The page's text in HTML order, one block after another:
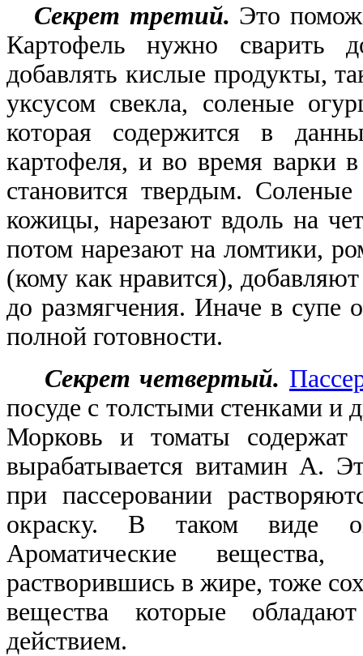
Секрет третий. Это
Картофель нужно сварить
добавлять кислые продукты,
уксусом свекла, соленые
которая содержится в
картофеля, и во время варки
становится твердым.
кожицы, нарезают вдоль на
потом нарезают на ломтики,
(кому как нравится),
до размягчения. Иначе в супе
полной готовности.
Секрет четвертый.
посуде с толстыми стенками и
Морковь и томаты
вырабатывается витамин A.
при пассеровании
окраску. В таком виде
Ароматические
растворившись в жире, тоже
вещества которые
действием.